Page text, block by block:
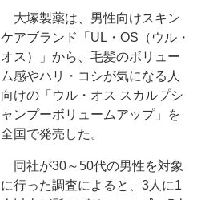
大塚製薬は、男性向けスキン
ケアブランド「UL・OS（ウル・
オス）」から、毛髪のボリュー
ム感やハリ・コシが気になる人
向けの「ウル・オス スカルプシ
ャンプーボリュームアップ」を
全国で発売した。
同社が30～50代の男性を対象
に行った調査によると、3人に1